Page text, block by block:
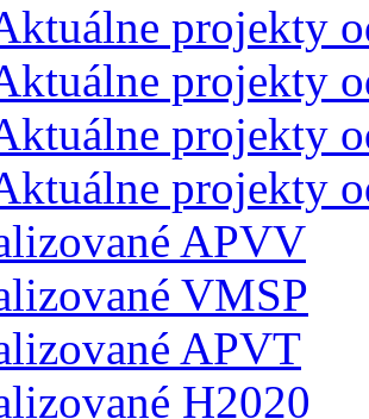
projekty
projekty
projekty
projekty
APVV
VMSP
APVT
H2020